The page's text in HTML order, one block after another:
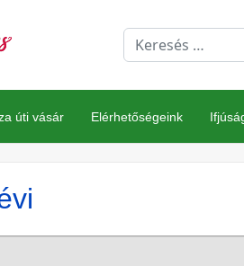
Keresés...
úti vásár Elérhetőségeink